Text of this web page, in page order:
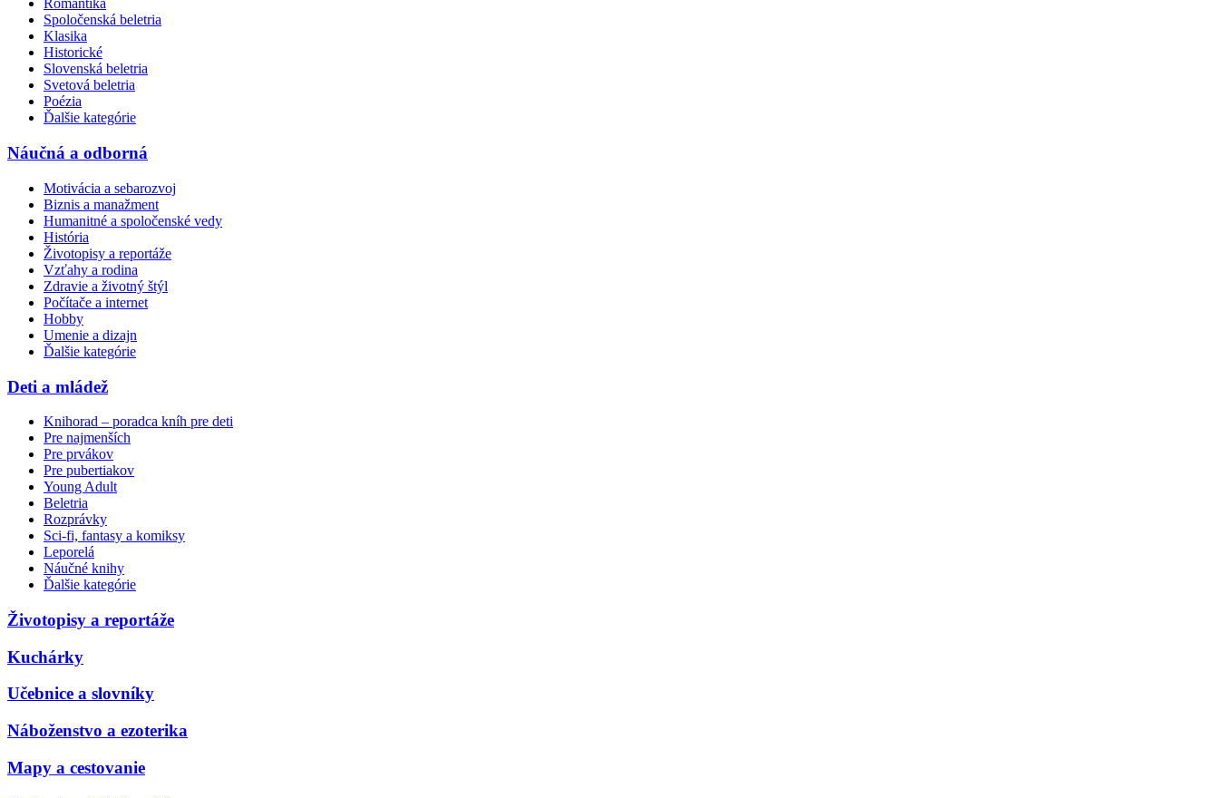
Romantika
Spoločenská beletria
Klasika
Historické
Slovenská beletria
Svetová beletria
Poézia
Ďalšie kategórie
Náučná a odborná
Motivácia a sebarozvoj
Biznis a manažment
Humanitné a spoločenské vedy
História
Životopisy a reportáže
Vzťahy a rodina
Zdravie a životný štýl
Počítače a internet
Hobby
Umenie a dizajn
Ďalšie kategórie
Deti a mládež
Knihorad – poradca kníh pre deti
Pre najmenších
Pre prvákov
Pre pubertiakov
Young Adult
Beletria
Rozprávky
Sci-fi, fantasy a komiksy
Leporelá
Náučné knihy
Ďalšie kategórie
Životopisy a reportáže
Kuchárky
Učebnice a slovníky
Náboženstvo a ezoterika
Mapy a cestovanie